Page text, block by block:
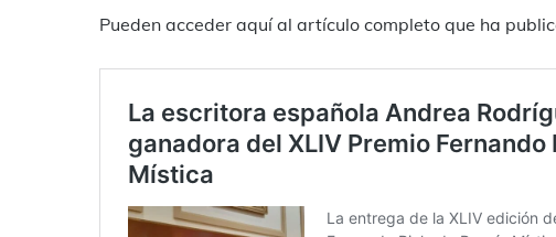
Pueden acceder aquí al artículo completo que ha